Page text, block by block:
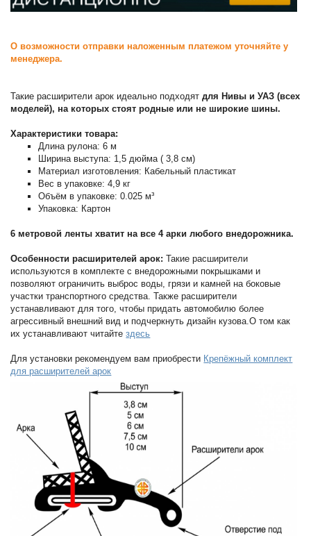
О возможности отправки наложенным платежом уточняйте у
менеджера.
Такие расширители арок идеально подходятдля Нивы и УАЗ (всех
моделей), на которых стоят родные или не широкие шины.
Характеристики товара:
Длина рулона: 6 м
Ширина выступа: 1,5 дюйма ( 3,8 см)
Материал изготовления: Кабельный пластикат
Вес в упаковке: 4,9 кг
Объём в упаковке: 0.025 м³
Упаковка: Картон
6 метровой ленты хватит на все 4 арки любого внедорожника.
Особенности расширителей арок:Такие расширители
используются в комплекте с внедорожными покрышками и
позволяют ограничить выброс воды, грязи и камней на боковые
участки транспортного средства. Также расширители
устанавливают для того, чтобы придать автомобилю более
агрессивный внешний вид и подчеркнуть дизайн кузова.О том как
их устанавливают читайтездесь
Для установки рекомендуем вам приобрести Крепёжный комплект
для расширителей арок